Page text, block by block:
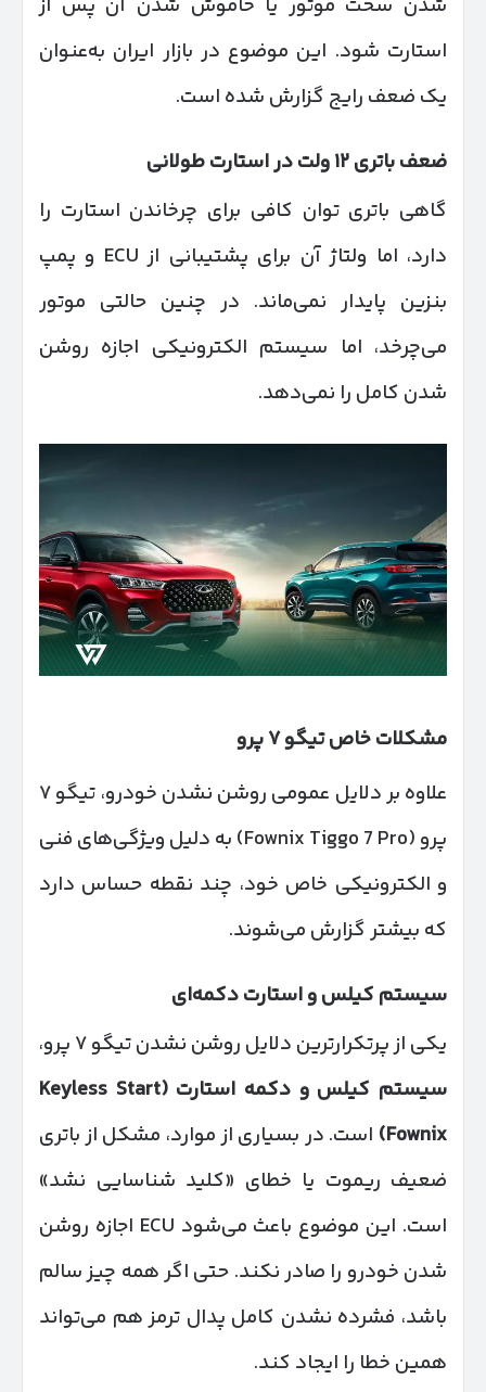
استارت شود. این موضوع در بازار ایران به‌عنوان
یک ضعف رایج گزارش شده است.
ضعف باتری۱۲ولت در استارت طولانی
گاهی باتری توان کافی برای چرخاندن استارت را
دارد، اما ولتاژ آن برای پشتیبانی از ECU و پمپ
بنزین پایدار نمی‌ماند. در چنین حالتی موتور
می‌چرخد، اما سیستم الکترونیکی اجازه روشن
شدن کامل را نمی‌دهد.
مشکلات خاص تیگو۷پرو
علاوه بر دلایل عمومی روشن نشدن خودرو، تیگو ۷
پرو (Fownix Tiggo 7 Pro) به دلیل ویژگی‌های فنی
و الکترونیکی خاص خود، چند نقطه حساس دارد
که بیشتر گزارش می‌شوند.
سیستم کیلس و استارت دکمه‌ای
یکی از پرتکرارترین دلایل روشن نشدن تیگو ۷ پرو،
سیستم کیلس و دکمه استارت (Keyless Start
Fownix) است. در بسیاری از موارد، مشکل از باتری
ضعیف ریموت یا خطای «کلید شناسایی نشد»
است. این موضوع باعث می‌شود ECU اجازه روشن
شدن خودرو را صادر نکند. حتی اگر همه چیز سالم
باشد، فشرده نشدن کامل پدال ترمز هم می‌تواند
همین خطا را ایجاد کند.